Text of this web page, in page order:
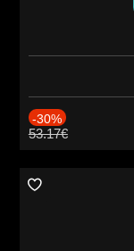
-30%
53.17€